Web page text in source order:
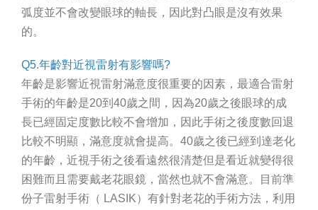
弧度並不會改變眼球的軸長，因此對凸眼是沒有效果
的。
Q5.年齡對近視雷射有影響嗎?
年齡是影響近視雷射滿意度很重要的因素，最適合雷射
手術的年齡是20到40歲之間，因為20歲之後眼球的成
長已經固定度數比較不會增加，因此手術之後度數回退
比較不明顯，滿意度就會提高。40歲之後已經到達老化
的年齡，近視手術之後看遠然很清楚但是看近就變得很
困難而且需要戴老花眼鏡，當然也就不會滿意。目前準
份子雷射手術（ LASIK）有針對老花的手術方法，利用